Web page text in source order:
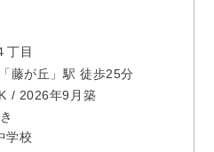
丁目
藤が丘」駅 徒歩25分
/ 2026年9月築
学校